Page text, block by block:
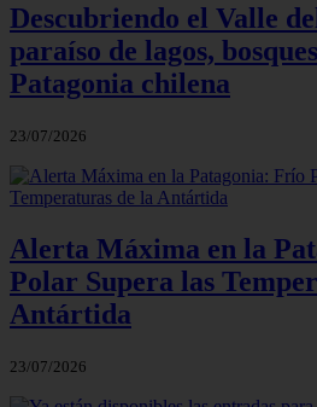
Descubriendo el Valle
paraíso de lagos,
Patagonia chilena
23/07/2026
Alerta Máxima en la
Polar Supera las
Antártida
23/07/2026